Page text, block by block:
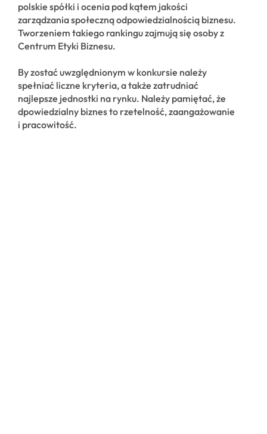
polskie spółki i ocenia pod kątem jakości
zarządzania społeczną odpowiedzialnością biznesu.
Tworzeniem takiego rankingu zajmują się osoby z
Centrum Etyki Biznesu.
By zostać uwzględnionym w konkursie należy
spełniać liczne kryteria, a także zatrudniać
najlepsze jednostki na rynku. Należy pamiętać, że
dpowiedzialny biznes to rzetelność, zaangażowanie
i pracowitość.